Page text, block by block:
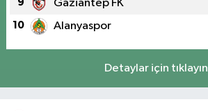
9 Gaziantep FK
10 Alanyaspor
Detaylar için tıklayın